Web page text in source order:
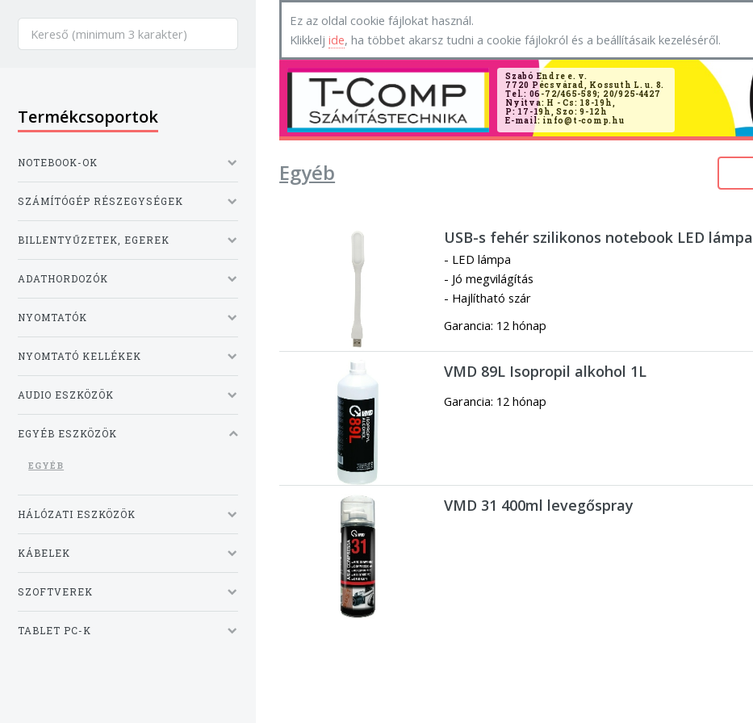
Ez az oldal cookie fájlokat használ.
Klikkeljide, ha többet akarsz tudni a cookie fájlokról és a beállításaik kezeléséről.
Szabó Endre e. v.
7720 Pécsvárad, Kossuth L. u. 8.
Tel.: 06-72/465-589; 20/925-4427
Nyitva: H - Cs: 18-19h,
P: 17-19h, Szo: 9-12h
E-mail: info@t-comp.hu
Egyéb
USB-s fehér szilikonos notebook LED lámpa
- LED lámpa
- Jó megvilágítás
- Hajlítható szár
Garancia: 12 hónap
VMD 89L Isopropil alkohol 1L
Garancia: 12 hónap
VMD 31 400ml levegőspray
Termékcsoportok
NOTEBOOK-OK
SZÁMÍTÓGÉP RÉSZEGYSÉGEK
BILLENTYŰZETEK, EGEREK
ADATHORDOZÓK
NYOMTATÓK
NYOMTATÓ KELLÉKEK
AUDIO ESZKÖZÖK
EGYÉB ESZKÖZÖK
EGYÉB
HÁLÓZATI ESZKÖZÖK
KÁBELEK
SZOFTVEREK
TABLET PC-K